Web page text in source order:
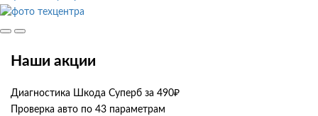
Наши акции
Диагностика Шкода Суперб за 490₽
Проверка авто по 43 параметрам